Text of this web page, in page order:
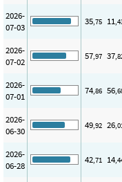
2026-
07-03
35,75 11
2026-
07-02
57,97 37
2026-
07-01
74,86 56
2026-
06-30
49,92 26
2026-
06-28
42,71 14